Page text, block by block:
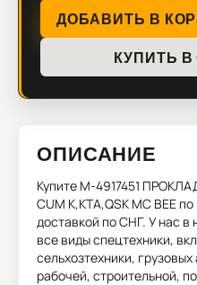
ДОБАВИТЬ В
КУПИТЬ
ОПИСАНИЕ
Купите M-4917451
CUM K,KTA,QSK MC BEE по
доставкой по СНГ. У нас в
все виды спецтехники,
сельхозтехники,
рабочей, строительной,